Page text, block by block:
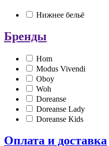
Нижнее бельё
Бренды
Hom
Modus Vivendi
Oboy
Woh
Doreanse
Doreanse Lady
Doreanse Kids
Оплата и доставка